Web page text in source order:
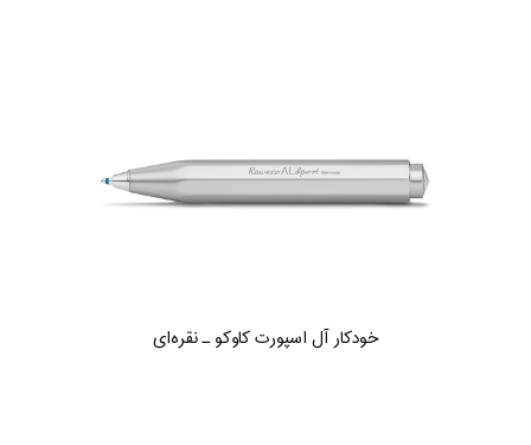
خودکار آل اسپورت کاوکو ـ نقره‌ای